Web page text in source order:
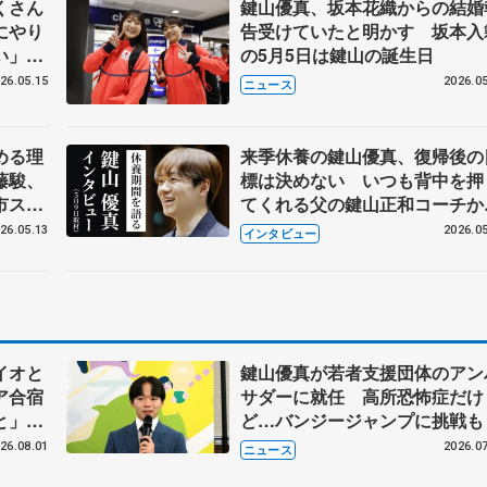
さん
り
鍵山優真、坂本花織からの結
告受けていたと明かす 坂本入
の5月5日は鍵山の誕生日
ニュース
る理
、
スポ
表敬
来季休養の鍵山優真、復帰後の
標は決めない いつも背中を押
てくれる父の鍵山正和コーチ
言われたこと
インタビュー
オと
合宿
と」
、岡
鍵山優真が若者支援団体のア
サダーに就任 高所恐怖症だけ
ど…バンジージャンプに挑戦も
ニュース